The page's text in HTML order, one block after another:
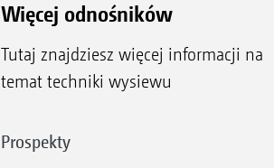
Więcej odnośników
Tutaj znajdziesz więcej informacji na
temat techniki wysiewu
Prospekty